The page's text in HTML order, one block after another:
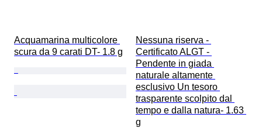
Acquamarina multicolore
scura da 9 carati DT- 1.8 g
Nessuna riserva -
Certificato ALGT -
Pendente in giada
naturale altamente
esclusivo Un tesoro
trasparente scolpito dal
tempo e dalla natura- 1.63
g